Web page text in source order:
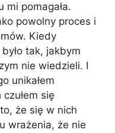
mi pomagała.
powolny proces i
Kiedy
tak, jakbym
nie wiedzieli. I
unikałem
się
że się w nich
wrażenia, że nie